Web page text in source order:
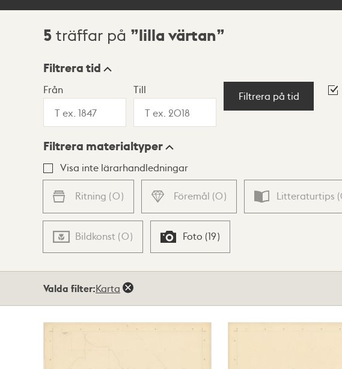
Sökresultat
5 träffar på lilla värtan
Visningsläge
Lista Karta
Filtrera tid
Från Till
Filtrera på tid
Filtrera materialtyper
Visa inte lärarhandledningar
Ritning (0) Föremål (0) Litteraturtips (
Bildkonst (0) Foto (19)
Valda filter:Karta